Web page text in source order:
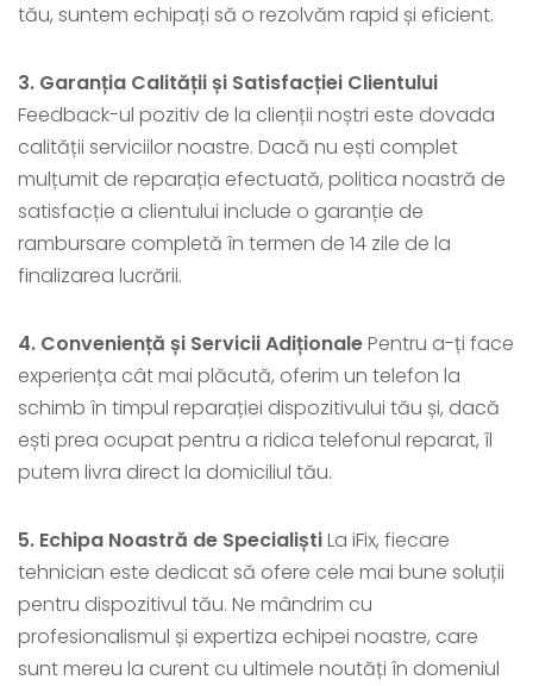
tău, suntem echipați să o rezolvăm rapid și eficient.
3. Garanția Calității și Satisfacției Clientului
Feedback-ul pozitiv de la clienții noștri este dovada
calității serviciilor noastre. Dacă nu ești complet
mulțumit de reparația efectuată, politica noastră de
satisfacție a clientului include o garanție de
rambursare completă în termen de 14 zile de la
finalizarea lucrării​​​​.
4. Conveniență și Servicii AdiționalePentru a-ți face
experiența cât mai plăcută, oferim un telefon la
schimb în timpul reparației dispozitivului tău și, dacă
ești prea ocupat pentru a ridica telefonul reparat, îl
putem livra direct la domiciliul tău​​.
5. Echipa Noastră de SpecialiștiLa iFix, fiecare
tehnician este dedicat să ofere cele mai bune soluții
pentru dispozitivul tău. Ne mândrim cu
profesionalismul și expertiza echipei noastre, care
sunt mereu la curent cu ultimele noutăți în domeniul